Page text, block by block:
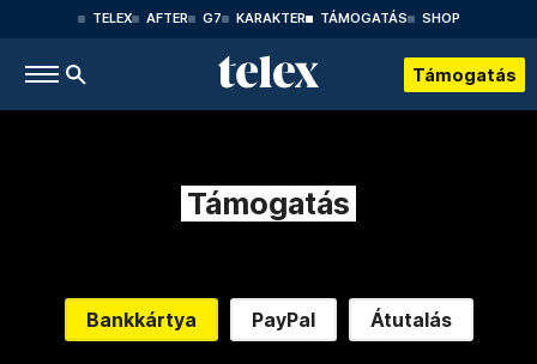
TELEX AFTER G7 KARAKTER TÁMOGATÁS SHOP
Támogatás
Támogatás
Bankkártya PayPal Átutalás